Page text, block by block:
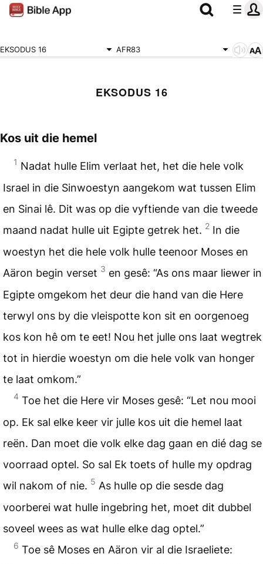
EKSODUS 16 AFR83
EKSODUS 16
Kos uit die hemel
1 Nadat hulle Elim verlaat het, het die hele volk
Israel in die Sinwoestyn aangekom wat tussen Elim
en Sinai lê. Dit was op die vyftiende van die tweede
maand nadat hulle uit Egipte getrek het. 2 In die
woestyn het die hele volk hulle teenoor Moses en
Aäron begin verset 3 en gesê: “As ons maar liewer in
Egipte omgekom het deur die hand van die Here
terwyl ons by die vleispotte kon sit en oorgenoeg
kos kon hê om te eet! Nou het julle ons laat wegtrek
tot in hierdie woestyn om die hele volk van honger
te laat omkom.”
4 Toe het die Here vir Moses gesê: “Let nou mooi
op. Ek sal elke keer vir julle kos uit die hemel laat
reën. Dan moet die volk elke dag gaan en dié dag se
voorraad optel. So sal Ek toets of hulle my opdrag
wil nakom of nie. 5 As hulle op die sesde dag
voorberei wat hulle ingebring het, moet dit dubbel
soveel wees as wat hulle elke dag optel.”
6 Toe sê Moses en Aäron vir al die Israeliete: